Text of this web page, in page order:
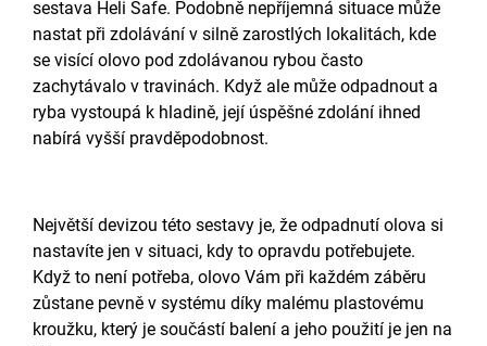
sestava Heli Safe. Podobně nepříjemná situace může
nastat při zdolávání v silně zarostlých lokalitách, kde
se visící olovo pod zdolávanou rybou často
zachytávalo v travinách. Když ale může odpadnout a
ryba vystoupá k hladině, její úspěšné zdolání ihned
nabírá vyšší pravděpodobnost.
Největší devizou této sestavy je, že odpadnutí olova si
nastavíte jen v situaci, kdy to opravdu potřebujete.
Když to není potřeba, olovo Vám při každém záběru
zůstane pevně v systému díky malému plastovému
kroužku, který je součástí balení a jeho použití je jen na